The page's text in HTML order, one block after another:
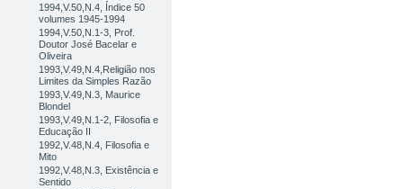
1994,V.50,N.4, Índice 50
volumes 1945-1994
1994,V.50,N.1-3, Prof.
Doutor José Bacelar e
Oliveira
1993,V.49,N.4,Religião nos
Limites da Simples Razão
1993,V.49,N.3, Maurice
Blondel
1993,V.49,N.1-2, Filosofia e
Educação II
1992,V.48,N.4, Filosofia e
Mito
1992,V.48,N.3, Existência e
Sentido